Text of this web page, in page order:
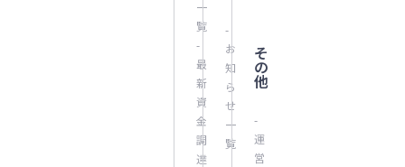
一
覧
-
最
新
資
金
調
達
-
お
知
ら
せ
一
覧
そ
の
他
-
運
営